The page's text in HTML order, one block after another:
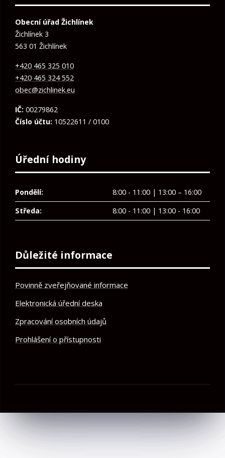
Obecní úřad Žichlínek
Žichlínek 3
563 01 Žichlínek
+420 465 325 010
+420 465 324 552
obec@zichlinek.eu
IČ: 00279862
Číslo účtu: 10522611 / 0100
Úřední hodiny
Pondělí:
8:00 - 11:00 | 13:00 – 16:00
Středa:
8:00 - 11:00 | 13:00 - 16:00
Důležité informace
Povinně zveřejňované informace
Elektronická úřední deska
Zpracování osobních údajů
Prohlášení o přístupnosti